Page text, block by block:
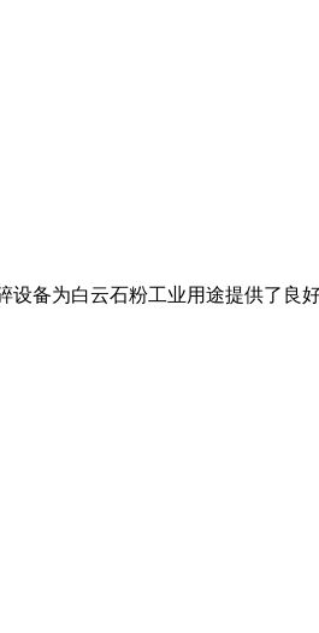
备为白云石粉工业用途提供了良